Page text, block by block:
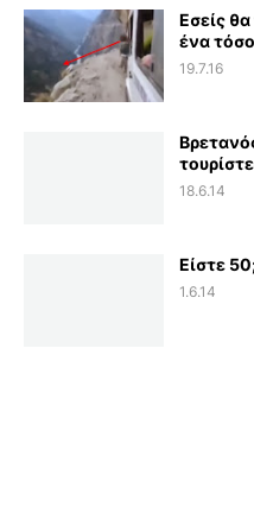
Εσείς
ένα
19.7.16
18.6.14
Είστε
1.6.14